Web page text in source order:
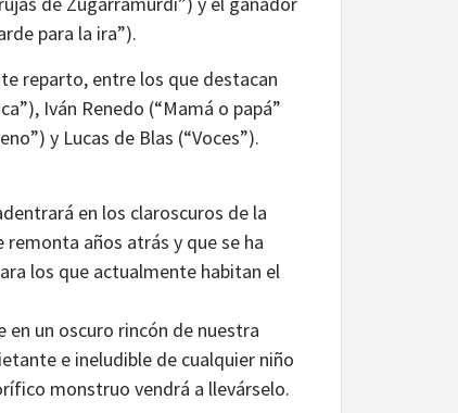
para la ira”).
reparto, entre los que destacan
Iván Renedo (“Mamá o papá”
y Lucas de Blas (“Voces”).
en los claroscuros de la
años atrás y que se ha
los que actualmente habitan el
un oscuro rincón de nuestra
e ineludible de cualquier niño
monstruo vendrá a llevárselo.